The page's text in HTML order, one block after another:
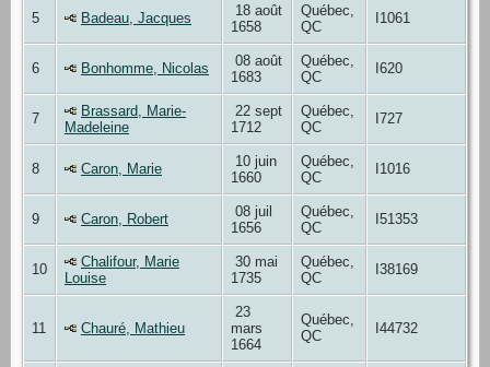
5 Badeau, Jacques
18 août
1658
Québec,
QC
I1061
6 Bonhomme, Nicolas
08 août
1683
Québec,
QC
I620
7
Brassard, Marie-
Madeleine
22 sept
1712
Québec,
QC
I727
8 Caron, Marie
10 juin
1660
Québec,
QC
I1016
9 Caron, Robert
08 juil
1656
Québec,
QC
I51353
10
Chalifour, Marie
Louise
30 mai
1735
Québec,
QC
I38169
11 Chauré, Mathieu
23
mars
1664
Québec,
QC
I44732